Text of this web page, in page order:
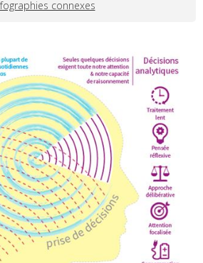
connexes